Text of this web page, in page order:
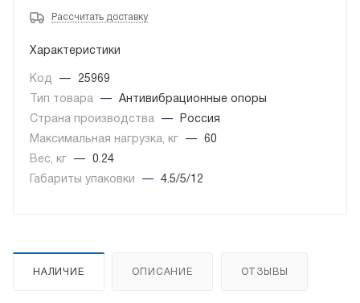
Рассчитать доставку
Характеристики
Код —
25969
Тип товара
—
Антивибрационные опоры
Страна производства
—
Россия
Максимальная нагрузка, кг
—
60
Вес, кг
—
0.24
Габариты упаковки
— 4.5/5/12
НАЛИЧИЕ ОПИСАНИЕ ОТЗЫВЫ